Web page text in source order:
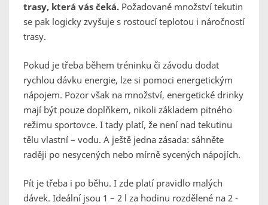
trasy, která vás čeká. Požadované množství tekutin
se pak logicky zvyšuje s rostoucí teplotou i náročností
trasy.
Pokud je třeba během tréninku či závodu dodat
rychlou dávku energie, lze si pomoci energetickým
nápojem. Pozor však na množství, energetické drinky
mají být pouze doplňkem, nikoli základem pitného
režimu sportovce. I tady platí, že není nad tekutinu
tělu vlastní – vodu. A ještě jedna zásada: sáhněte
raději po nesycených nebo mírně sycených nápojích.
Pít je třeba i po běhu. I zde platí pravidlo malých
dávek. Ideální jsou 1 – 2 l za hodinu rozdělené na 2 -